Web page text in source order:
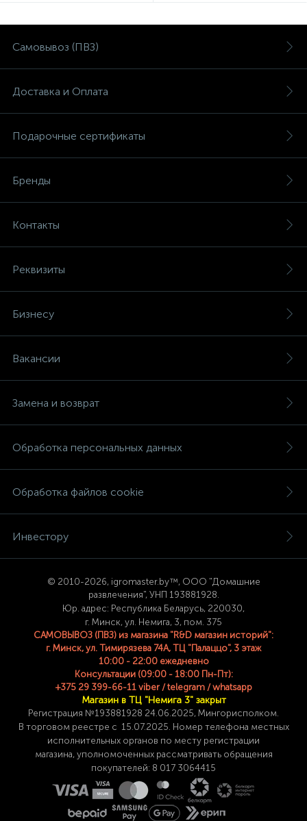
Самовывоз (ПВЗ)
Доставка и Оплата
Подарочные сертификаты
Бренды
Контакты
Реквизиты
Бизнесу
Вакансии
Замена и возврат
Обработка персональных данных
Обработка файлов cookie
Инвестору
© 2010-2026, igromaster.by™, ООО "Домашние
развлечения", УНП 193881928.
Юр. адрес: Республика Беларусь, 220030,
г. Минск, ул. Немига, 3, пом. 375
САМОВЫВОЗ (ПВЗ) из магазина "R&D магазин историй":
г. Минск, ул. Тимирязева 74A, ТЦ "Палаццо", 3 этаж
10:00 - 22:00 ежедневно
Консультации (09:00 - 18:00 Пн-Пт):
+375 29 399-66-11 viber / telegram / whatsapp
Магазин в ТЦ "Немига 3" закрыт
Регистрация №193881928 24 .06.2025, Мингорисполком.
В торговом реестре с 15.07.2025. Номер телефона местных
исполнительных органов по месту регистрации
магазина,уполномоченных рассматривать обращения
покупателей: 8 017 3064415